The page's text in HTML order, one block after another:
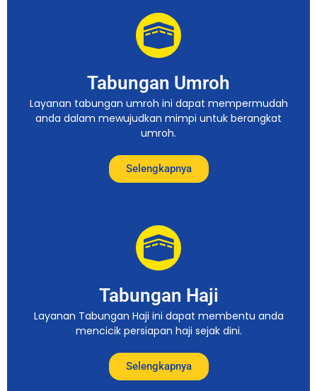
Tabungan Umroh
Layanan tabungan umroh ini dapat mempermudah
anda dalam mewujudkan mimpi untuk berangkat
umroh.
Selengkapnya
Tabungan Haji
Layanan Tabungan Haji ini dapat membentu anda
mencicik persiapan haji sejak dini.
Selengkapnya